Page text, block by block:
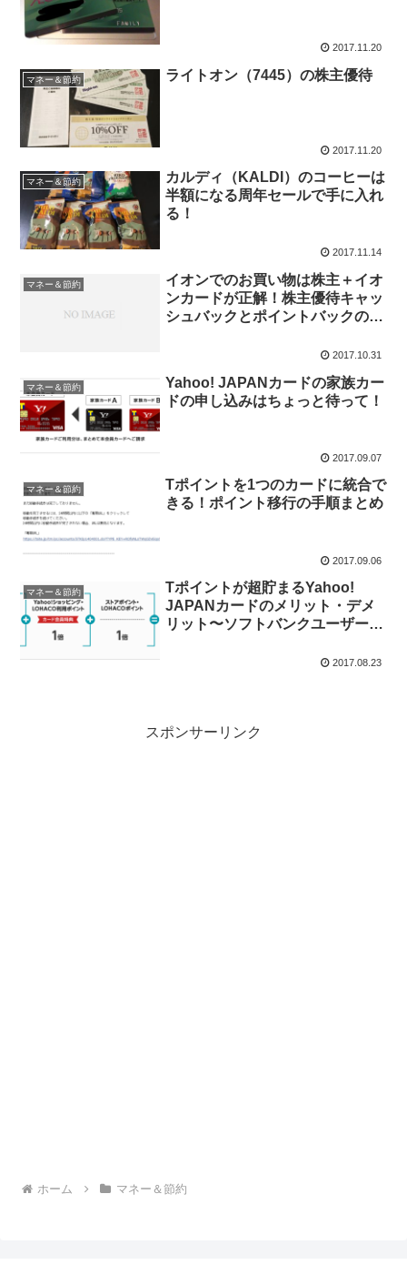
2017.11.20
マネー＆節約 ライトオン（7445）の株主優待
2017.11.20
マネー＆節約
カルディ（KALDI）のコーヒーは
半額になる周年セールで手に入れ
る！
2017.11.14
マネー＆節約
イオンでのお買い物は株主＋イオ
ンカードが正解！株主優待キャッ
シュバックとポイントバックの併
2017.10.31
マネー＆節約
Yahoo! JAPANカードの家族カー
ドの申し込みはちょっと待って！
2017.09.07
マネー＆節約
Tポイントを1つのカードに統合で
きる！ポイント移行の手順まとめ
2017.09.06
マネー＆節約
Tポイントが超貯まるYahoo!
JAPANカードのメリット・デメ
リット〜ソフトバンクユーザーは
2017.08.23
スポンサーリンク
ホーム マネー＆節約